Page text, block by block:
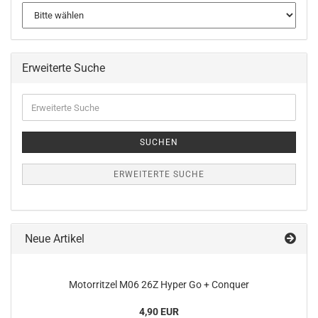
Erweiterte Suche
Suche
SUCHEN
ERWEITERTE SUCHE
Neue Artikel
Motorritzel M06 26Z Hyper Go + Conquer
4,90 EUR